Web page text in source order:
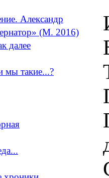
Александр
(М. 2016)
далее
мы такие...?